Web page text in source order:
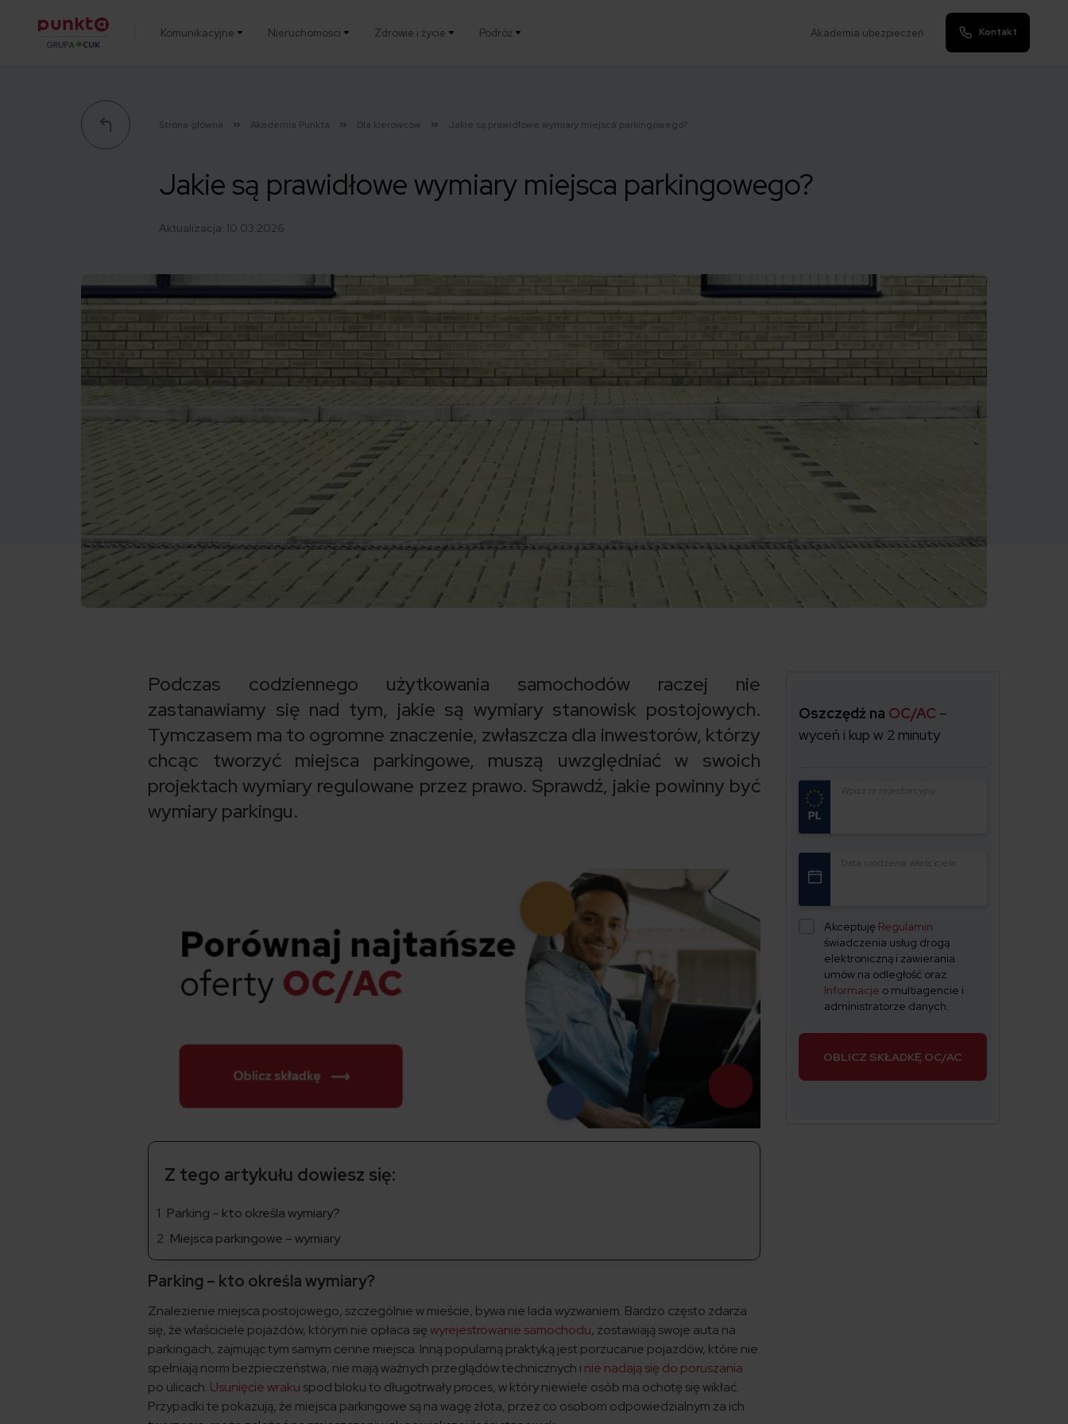
Komunikacyjne Nieruchomości Zdrowie i życie Podróż Akademia ubezpieczeń Kontakt
Strona główna Akademia Punkta Dla kierowców Jakie są prawidłowe wymiary miejsca parkingowego?
Jakie są prawidłowe wymiary miejsca parkingowego?
Aktualizacja: 10.03.2026
Podczas codziennego użytkowania samochodów raczej nie
zastanawiamy się nad tym, jakie są wymiary stanowisk postojowych.
Tymczasem ma to ogromne znaczenie, zwłaszcza dla inwestorów, którzy
chcąc tworzyć miejsca parkingowe, muszą uwzględniać w swoich
projektach wymiary regulowane przez prawo. Sprawdź, jakie powinny być
wymiary parkingu.
Z tego artykułu dowiesz się:
Parking – kto określa wymiary?
Miejsca parkingowe – wymiary
Parking – kto określa wymiary?
Znalezienie miejsca postojowego, szczególnie w mieście, bywa nie lada wyzwaniem. Bardzo często zdarza
się, że właściciele pojazdów, którym nie opłaca sięwyrejestrowanie samochodu, zostawiają swoje auta na
parkingach, zajmując tym samym cenne miejsca. Inną popularną praktyką jest porzucanie pojazdów, które nie
spełniają norm bezpieczeństwa, nie mają ważnych przeglądów technicznych i nie nadają się do poruszania
po ulicach. Usunięcie wraku spod bloku to długotrwały proces, w który niewiele osób ma ochotę się wikłać.
Przypadki te pokazują, że miejsca parkingowe są na wagę złota, przez co osobom odpowiedzialnym za ich
Oszczędź na OC/AC –
wyceń i kup w 2 minuty
Wpisz nr rejestracyjny
Data urodzenia właściciela
Akceptuję Regulamin
świadczenia usług drogą
elektroniczną i zawierania
umów na odległość oraz
Informacje o multiagencie i
administratorze danych.
OBLICZ SKŁADKĘ OC/AC